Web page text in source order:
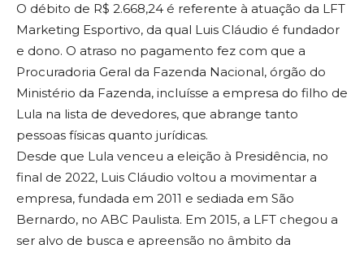
O débito de R$ 2.668,24 é referente à atuação da LFT
Marketing Esportivo, da qual Luis Cláudio é fundador
e dono. O atraso no pagamento fez com que a
Procuradoria Geral da Fazenda Nacional, órgão do
Ministério da Fazenda, incluísse a empresa do filho de
Lula na lista de devedores, que abrange tanto
pessoas físicas quanto jurídicas.
Desde que Lula venceu a eleição à Presidência, no
final de 2022, Luis Cláudio voltou a movimentar a
empresa, fundada em 2011 e sediada em São
Bernardo, no ABC Paulista. Em 2015, a LFT chegou a
ser alvo de busca e apreensão no âmbito da